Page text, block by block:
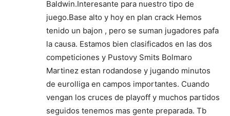
Baldwin.Interesante para nuestro tipo de
juego.Base alto y hoy en plan crack Hemos
tenido un bajon , pero se suman jugadores pafa
la causa. Estamos bien clasificados en las dos
competiciones y Pustovy Smits Bolmaro
Martinez estan rodandose y jugando minutos
de eurolliga en campos importantes. Cuando
vengan los cruces de playoff y muchos partidos
seguidos tenemos mas gente preparada. Tb